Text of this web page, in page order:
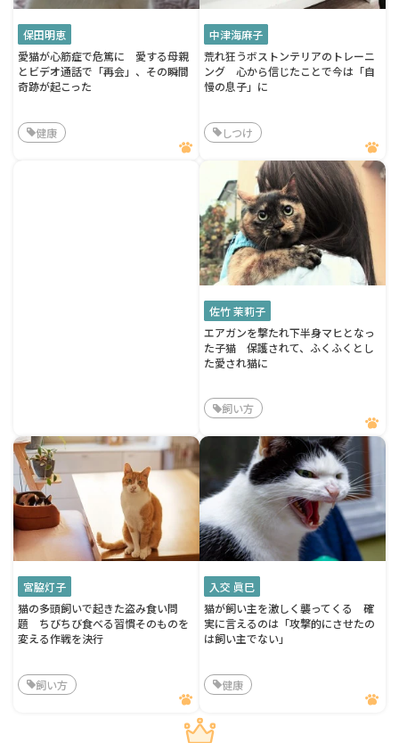
保田明恵
愛猫が心筋症で危篤に 愛する母親
とビデオ通話で「再会」、その瞬間
奇跡が起こった
健康
中津海麻子
荒れ狂うボストンテリアのトレーニ
ング 心から信じたことで今は「自
慢の息子」に
しつけ
佐竹 茉莉子
エアガンを撃たれ下半身マヒとなっ
た子猫 保護されて、ふくふくとし
た愛され猫に
飼い方
宮脇灯子
猫の多頭飼いで起きた盗み食い問
題 ちびちび食べる習慣そのものを
変える作戦を決行
飼い方
入交 眞巳
猫が飼い主を激しく襲ってくる 確
実に言えるのは「攻撃的にさせたの
は飼い主でない」
健康